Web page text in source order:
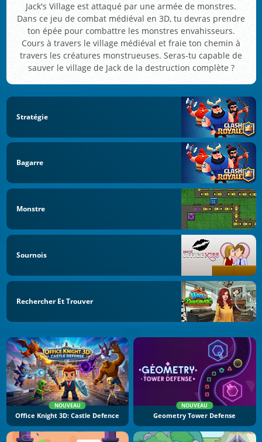
Jack's Village est attaqué par une armée de monstres.
Dans ce jeu de combat médiéval en 3D, tu devras prendre
ton épée pour combattre les monstres envahisseurs.
Cours à travers le village médiéval et fraie ton chemin à
travers les créatures monstrueuses. Seras-tu capable de
sauver le village de Jack de la destruction complète ?
Stratégie
Bagarre
Monstre
Sournois
Rechercher Et Trouver
NOUVEAU
Office Knight 3D: Castle Defence
NOUVEAU
Geometry Tower Defense